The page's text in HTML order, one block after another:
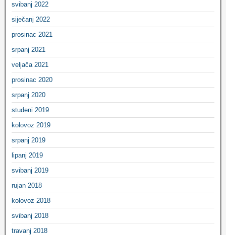
svibanj 2022
siječanj 2022
prosinac 2021
srpanj 2021
veljača 2021
prosinac 2020
srpanj 2020
studeni 2019
kolovoz 2019
srpanj 2019
lipanj 2019
svibanj 2019
rujan 2018
kolovoz 2018
svibanj 2018
travanj 2018